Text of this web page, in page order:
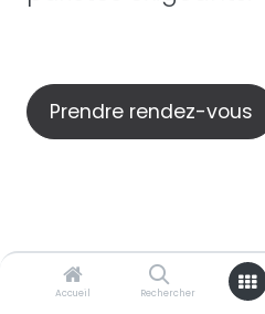
Accueil Rechercher
Prendre rendez-vous